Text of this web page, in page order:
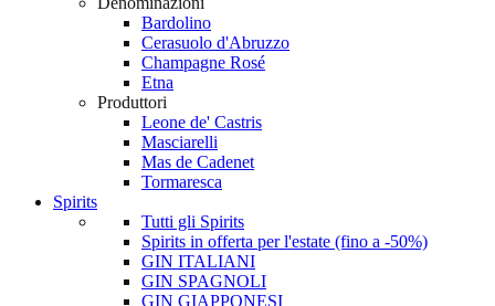
Bardolino
Cerasuolo d'Abruzzo
Champagne Rosé
Etna
Produttori
Leone de' Castris
Masciarelli
Mas de Cadenet
Tormaresca
Spirits
Tutti gli Spirits
Spirits in offerta per l'estate (fino a -50%)
GIN ITALIANI
GIN SPAGNOLI
GIN GIAPPONESI